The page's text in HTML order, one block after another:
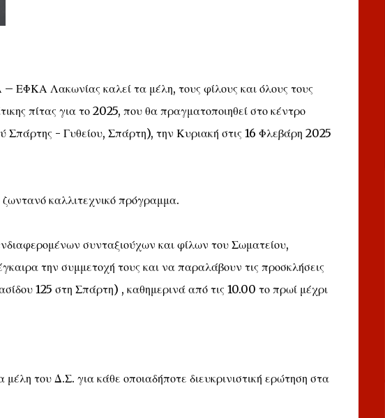
ΕΦΚΑ Λακωνίας καλεί τα μέλη, τους φίλους και όλους τους
πίτας για το 2025, που θα πραγματοποιηθεί στο κέντρο
- Γυθείου, Σπάρτη), την Κυριακή στις 16 Φλεβάρη 2025
καλλιτεχνικό πρόγραμμα.
συνταξιούχων και φίλων του Σωματείου,
την συμμετοχή τους και να παραλάβουν τις προσκλήσεις
125 στη Σπάρτη) , καθημερινά από τις 10.00 το πρωί μέχρι
του Δ.Σ. για κάθε οποιαδήποτε διευκρινιστική ερώτηση στα